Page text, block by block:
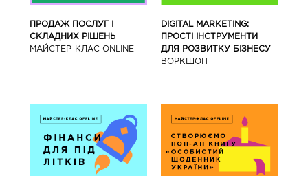
ПРОДАЖ ПОСЛУГ І
СКЛАДНИХ РІШЕНЬ
МАЙСТЕР-КЛАС ONLINE
DIGITAL MARKETING:
ПРОСТІ ІНСТРУМЕНТИ
ДЛЯ РОЗВИТКУ БІЗНЕСУ
ВОРКШОП